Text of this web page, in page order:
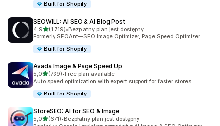
Built for Shopify
SEOWILL: AI SEO & AI Blog Post
4,9na 5 gwiazdek
(1 719)
Łączna liczba recenzji: 1719
•Bezpłatny plan jest dostępny
Formerly SEOAnt—SEO Image Optimizer, Page Speed Optimizer
Built for Shopify
Avada Image & Page Speed Up
5,0na 5 gwiazdek
(739)
Łączna liczba recenzji: 739
•Free plan available
Auto speed optimization with expert support for faster stores
Built for Shopify
StoreSEO: AI for SEO & Image
5,0na 5 gwiazdek
(671)
Łączna liczba recenzji: 671
•Bezpłatny plan jest dostępny